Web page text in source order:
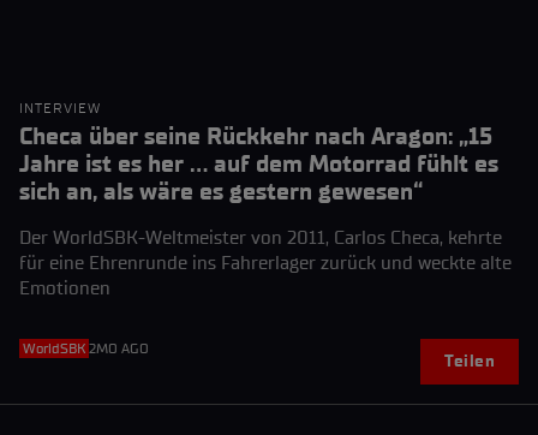
INTERVIEW
Checa über seine Rückkehr nach Aragon: „15
Jahre ist es her … auf dem Motorrad fühlt es
sich an, als wäre es gestern gewesen“
Der WorldSBK-Weltmeister von 2011, Carlos Checa, kehrte
für eine Ehrenrunde ins Fahrerlager zurück und weckte alte
Emotionen
WorldSBK 2MO AGO
Teilen